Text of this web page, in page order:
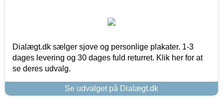
Dialægt.dk sælger sjove og personlige plakater. 1-3
dages levering og 30 dages fuld returret. Klik her for at
se deres udvalg.
Se udvalget på Dialægt.dk